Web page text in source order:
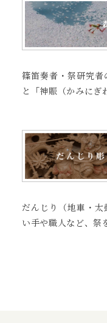
篠笛奏者・祭研究者
と「神賑（かみにぎ
だんじり（地車・
い手や職人など、祭